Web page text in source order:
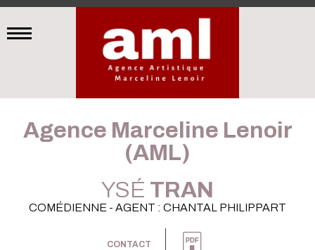
Agence Marceline Lenoir
(AML)
YSÉ TRAN
COMÉDIENNE - AGENT : CHANTAL PHILIPPART
CONTACT